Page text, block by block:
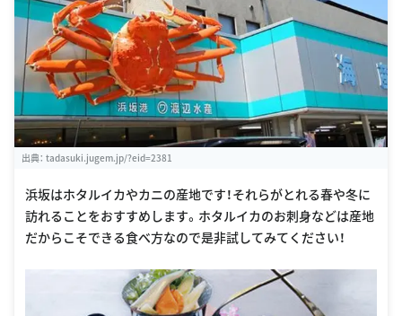
出典： tadasuki.jugem.jp/?eid=2381
浜坂はホタルイカやカニの産地です！それらがとれる春や冬に
訪れることをおすすめします。ホタルイカのお刺身などは産地
だからこそできる食べ方なので是非試してみてください！